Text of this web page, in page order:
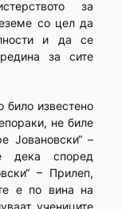
за
со цел да
и да се
за сите
било известено
не биле
Јовановски“ –
дека според
– Прилеп,
е по вина на